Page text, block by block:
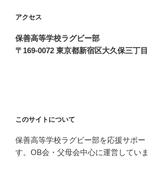
アクセス
保善高等学校ラグビー部
〒169-0072 東京都新宿区大久保三丁
このサイトについて
保善高等学校ラグビー部を応援サポ
す。OB会・父母会中心に運営していま